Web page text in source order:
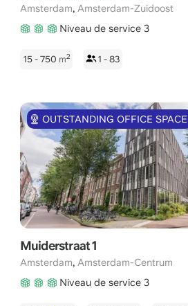
Amsterdam, Amsterdam-Zuidoost
Niveau de service 3
15 - 750 m2 1 - 83
OUTSTANDING OFFICE SPACE
Muiderstraat 1
Amsterdam, Amsterdam-Centrum
Niveau de service 3